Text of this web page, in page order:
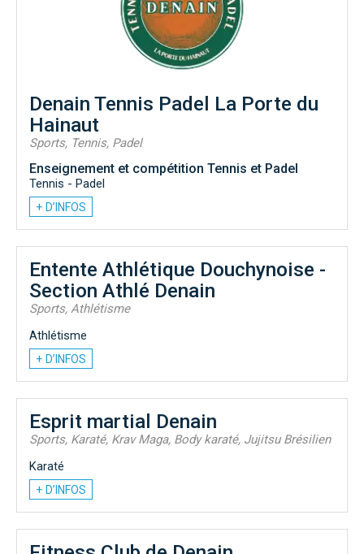
Denain Tennis Padel La Porte du
Hainaut
Sports, Tennis, Padel
Enseignement et compétition Tennis et Padel
Tennis - Padel
+ D’INFOS
Entente Athlétique Douchynoise -
Section Athlé Denain
Sports, Athlétisme
Athlétisme
+ D’INFOS
Esprit martial Denain
Sports, Karaté, Krav Maga, Body karaté, Jujitsu Brésilien
Karaté
+ D’INFOS